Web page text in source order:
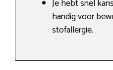
Je hebt snel
handig voor
stofallergie.